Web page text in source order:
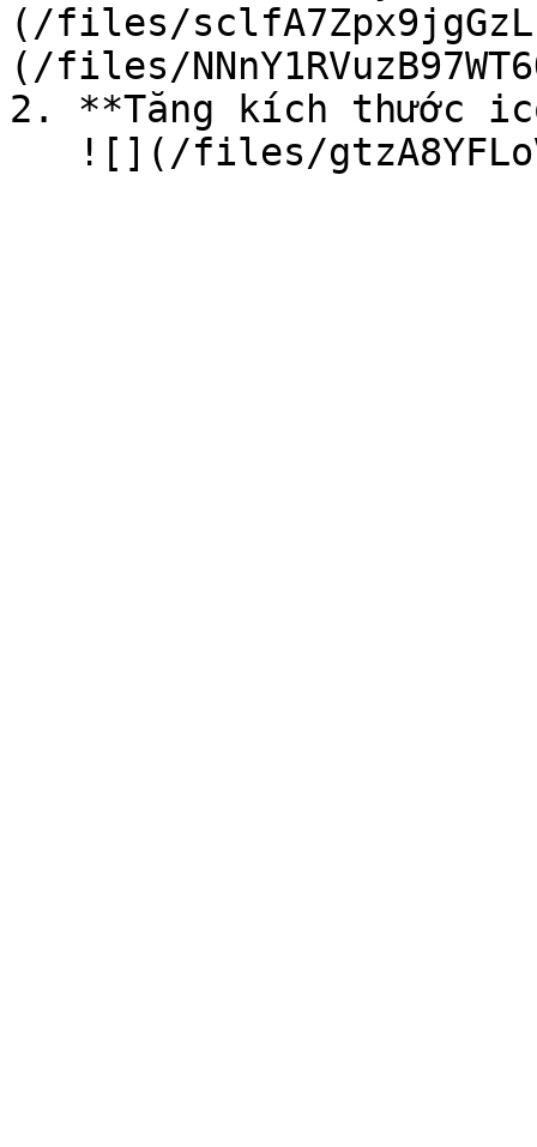
(/files/
(/files/
2. **Tăng kích thước